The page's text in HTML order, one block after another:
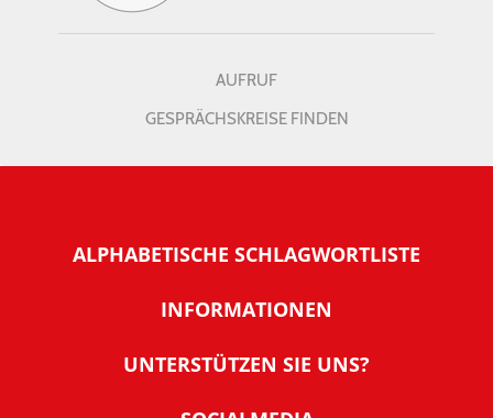
AUFRUF
GESPRÄCHSKREISE FINDEN
ALPHABETISCHE SCHLAGWORTLISTE
INFORMATIONEN
Warum NachDenkSeiten
UNTERSTÜTZEN SIE UNS?